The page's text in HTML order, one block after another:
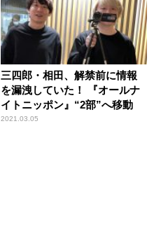
三四郎・相田、解禁前に情報
を漏洩していた！ 『オールナ
イトニッポン』“2部”へ移動
2021.03.05